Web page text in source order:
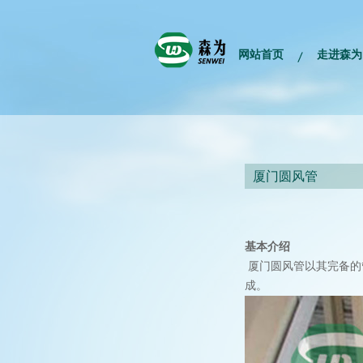
网站首页 走进森为
厦门圆风管
基本介绍
厦门圆风管以其完备
成。